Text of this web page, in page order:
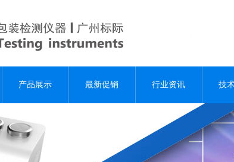
产品展示 最新促销 行业资讯 技